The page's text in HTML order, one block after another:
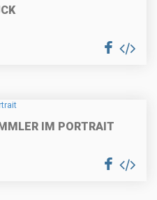
IM PORTRAIT